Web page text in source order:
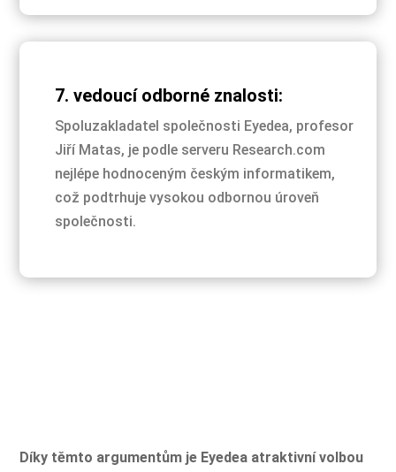
7. vedoucí odborné znalosti:
Spoluzakladatel společnosti Eyedea, profesor
Jiří Matas, je podle serveru Research.com
nejlépe hodnoceným českým informatikem,
což podtrhuje vysokou odbornou úroveň
společnosti.
Díky těmto argumentům je Eyedea atraktivní volbou